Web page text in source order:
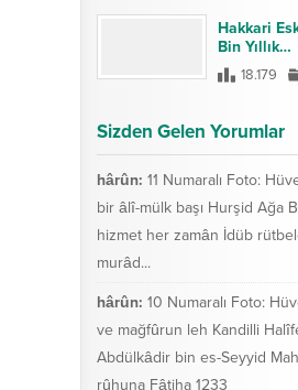
Hakkari
Bin Yıllık…
18.179
Sizden Gelen Yorumlar
hârûn: 11 Numaralı Foto:
bir âlî-mülk başı Hurşid Ağa
hizmet her zamân İdüb
murâd...
hârûn: 10 Numaralı Foto:
ve mağfûrun leh Kandilli
Abdülkâdir bin es-Seyyid
rûhuna Fâtiha 1233